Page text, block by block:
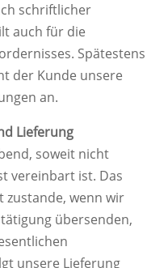
schriftlicher
auch für die
Spätestens
der Kunde unsere
an.
Lieferung
soweit nicht
vereinbart ist. Das
wenn wir
übersenden,
unsere Lieferung